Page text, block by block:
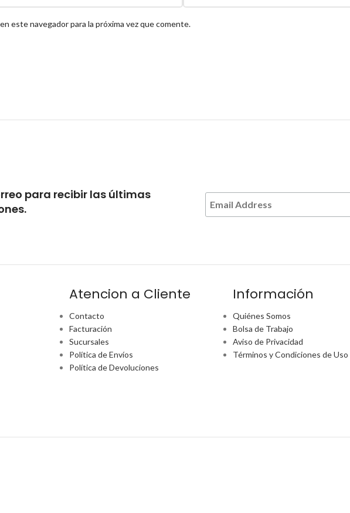
este navegador para la próxima vez que comente.
para recibir las últimas
Atencion a Cliente
Contacto
Facturación
Sucursales
Política de Envíos
Política de Devoluciones
Información
Quiénes Somos
Bolsa de Trabajo
Aviso de Privacidad
Términos y Condiciones de Uso